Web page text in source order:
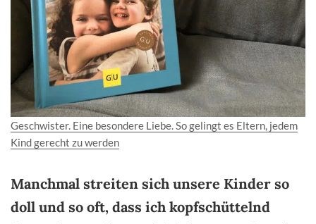
Geschwister. Eine besondere Liebe. So gelingt es Eltern, jedem
Kind gerecht zu werden
Manchmal streiten sich unsere Kinder so
doll und so oft, dass ich kopfschüttelnd